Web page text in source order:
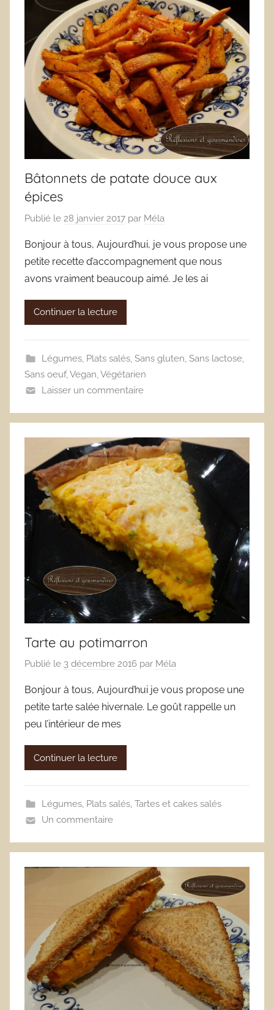
Bâtonnets de patate douce aux
épices
Publié le 28 janvier 2017 par Méla
Bonjour à tous, Aujourd’hui, je vous propose une
petite recette d’accompagnement que nous
avons vraiment beaucoup aimé. Je les ai
Continuer la lecture
Légumes, Plats salés, Sans gluten, Sans lactose,
Sans oeuf,Vegan,Végétarien
Laisser un commentaire
Tarte au potimarron
Publié le 3 décembre 2016 par Méla
Bonjour à tous, Aujourd’hui je vous propose une
petite tarte salée hivernale. Le goût rappelle un
peu l’intérieur de mes
Continuer la lecture
Légumes, Plats salés, Tartes et cakes salés
Un commentaire